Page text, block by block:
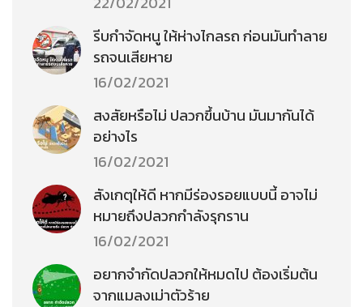
รีบกำจัดหนู ให้ห่างไกลรถ ก่อนมันทำลาย
รถจนเสียหาย
16/02/2021
สงสัยหรือไม่ ปลวกขึ้นบ้าน มันมากันได้
อย่างไร
16/02/2021
สังเกตุให้ดี หากมีร่องรอยแบบนี้ อาจไม่
หมายถึงปลวกกำลังรุกราน
16/02/2021
อยากจำกัดปลวกให้หมดไป ต้องเริ่มต้น
จากแมลงเม่าตัวร้าย